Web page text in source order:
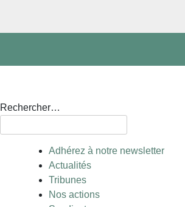
Rechercher…
Adhérez à notre newsletter
Actualités
Tribunes
Nos actions